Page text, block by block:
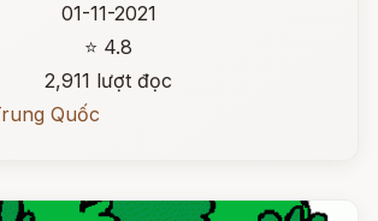
01-11-2021
⭐ 4.8
2,911 lượt đọc
Quốc